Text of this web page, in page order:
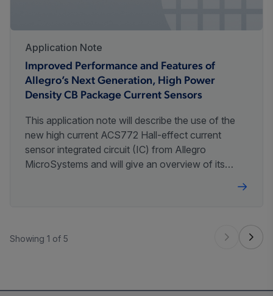
Application Note
Improved Performance and Features of
Allegro’s Next Generation, High Power
Density CB Package Current Sensors
This application note will describe the use of the
new high current ACS772 Hall-effect current
sensor integrated circuit (IC) from Allegro
MicroSystems and will give an overview of its
Showing 1 of 5